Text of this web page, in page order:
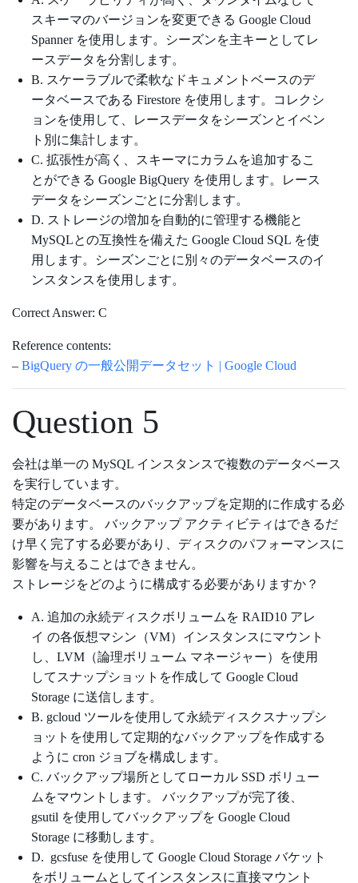
スキーマのバージョンを変更できる Google Cloud
Spanner を使用します。シーズンを主キーとしてレ
ースデータを分割します。
B. スケーラブルで柔軟なドキュメントベースのデ
ータベースである Firestore を使用します。コレクシ
ョンを使用して、レースデータをシーズンとイベン
ト別に集計します。
C. 拡張性が高く、スキーマにカラムを追加するこ
とができる Google BigQuery を使用します。レース
データをシーズンごとに分割します。
D. ストレージの増加を自動的に管理する機能と
MySQLとの互換性を備えた Google Cloud SQL を使
用します。シーズンごとに別々のデータベースのイ
ンスタンスを使用します。
Correct Answer: C
Reference contents:
– BigQuery の一般公開データセット | Google Cloud
Question 5
会社は単一の MySQL インスタンスで複数のデータベース
を実行しています。
特定のデータベースのバックアップを定期的に作成する必
要があります。 バックアップ アクティビティはできるだ
け早く完了する必要があり、ディスクのパフォーマンスに
影響を与えることはできません。
ストレージをどのように構成する必要がありますか？
A. 追加の永続ディスクボリュームを RAID10 アレ
イ の各仮想マシン（VM）インスタンスにマウント
し、LVM（論理ボリューム マネージャー）を使用
してスナップショットを作成して Google Cloud
Storage に送信します。
B. gcloud ツールを使用して永続ディスクスナップシ
ョットを使用して定期的なバックアップを作成する
ように cron ジョブを構成します。
C. バックアップ場所としてローカル SSD ボリュー
ムをマウントします。 バックアップが完了後、
gsutil を使用してバックアップを Google Cloud
Storage に移動します。
D. gcsfuse を使用して Google Cloud Storage バケット
をボリュームとしてインスタンスに直接マウント